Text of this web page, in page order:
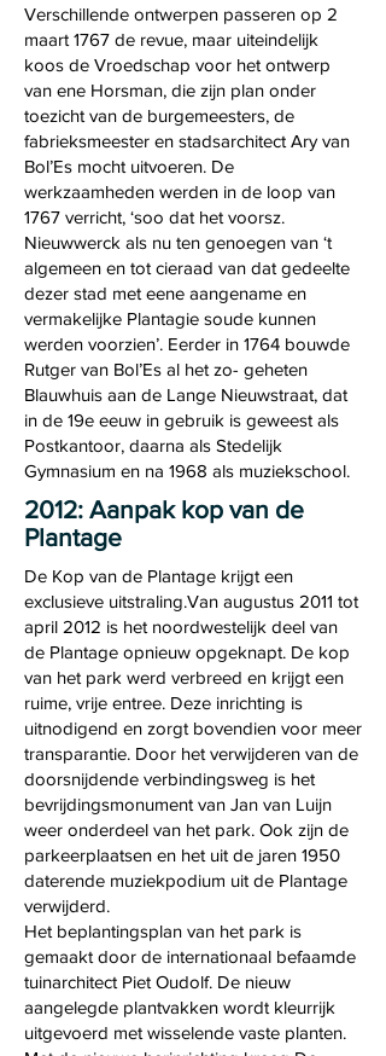
Verschillende ontwerpen passeren op 2
maart 1767 de revue, maar uiteindelijk
koos de Vroedschap voor het ontwerp
van ene Horsman, die zijn plan onder
toezicht van de burgemeesters, de
fabrieksmeester en stadsarchitect Ary van
Bol’Es mocht uitvoeren. De
werkzaamheden werden in de loop van
1767 verricht, ‘soo dat het voorsz.
Nieuwwerck als nu ten genoegen van ‘t
algemeen en tot cieraad van dat gedeelte
dezer stad met eene aangename en
vermakelijke Plantagie soude kunnen
werden voorzien’. Eerder in 1764 bouwde
Rutger van Bol’Es al het zo- geheten
Blauwhuis aan de Lange Nieuwstraat, dat
in de 19e eeuw in gebruik is geweest als
Postkantoor, daarna als Stedelijk
Gymnasium en na 1968 als muziekschool.
2012: Aanpak kop van de
Plantage
De Kop van de Plantage krijgt een
exclusieve uitstraling.Van augustus 2011 tot
april 2012 is het noordwestelijk deel van
de Plantage opnieuw opgeknapt. De kop
van het park werd verbreed en krijgt een
ruime, vrije entree. Deze inrichting is
uitnodigend en zorgt bovendien voor meer
transparantie. Door het verwijderen van de
doorsnijdende verbindingsweg is het
bevrijdingsmonument van Jan van Luijn
weer onderdeel van het park. Ook zijn de
parkeerplaatsen en het uit de jaren 1950
daterende muziekpodium uit de Plantage
verwijderd.
Het beplantingsplan van het park is
gemaakt door de internationaal befaamde
tuinarchitect Piet Oudolf. De nieuw
aangelegde plantvakken wordt kleurrijk
uitgevoerd met wisselende vaste planten.